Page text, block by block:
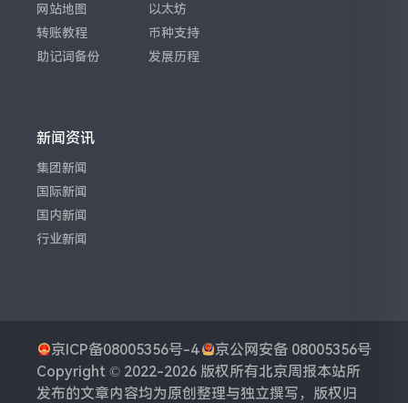
网站地图
转账教程
助记词备份
以太坊
币种支持
发展历程
新闻资讯
集团新闻
国际新闻
国内新闻
行业新闻
京ICP备08005356号-4
京公网安备 08005356号
Copyright © 2022-2026 版权所有北京周报本站所
发布的文章内容均为原创整理与独立撰写，版权归